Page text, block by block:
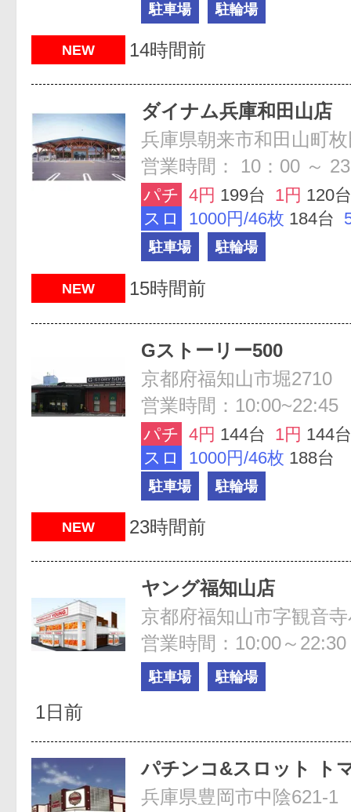
駐車場 駐輪場
NEW 14時間前
ダイナム兵庫和田山店
営業時間： 10：00 ～
パチ 4円 199台 1円 120台
スロ
1000円/46枚 184台
駐車場 駐輪場
NEW 15時間前
Gストーリー500
京都府福知山市堀2710
営業時間：10:00~22:45
パチ 4円 144台 1円 144台
スロ
1000円/46枚 188台
駐車場 駐輪場
NEW 23時間前
ヤング福知山店
京都府福知山市字観音
営業時間：10:00～22:30
駐車場 駐輪場
1日前
パチンコ&スロット ト
兵庫県豊岡市中陰621-1